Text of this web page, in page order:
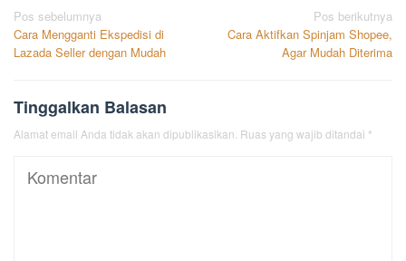
Navigasi
pos
Pos sebelumnya
Cara Mengganti Ekspedisi di
Lazada Seller dengan Mudah
Pos berikutnya
Cara Aktifkan Spinjam Shopee,
Agar Mudah Diterima
Tinggalkan Balasan
Alamat email Anda tidak akan dipublikasikan. Ruas yang wajib ditandai *